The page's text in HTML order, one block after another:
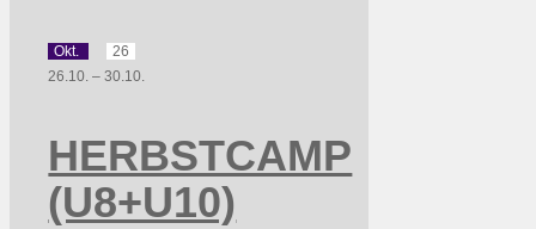
Okt.
26
26.10. –30.10.
HERBSTCAMP
(U8+U10)